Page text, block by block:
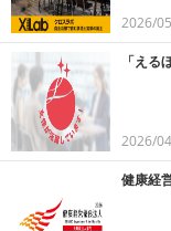
2026/
「える
2026/
健康経